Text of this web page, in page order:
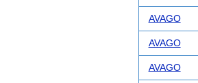
AVAGO
AVAGO
AVAGO